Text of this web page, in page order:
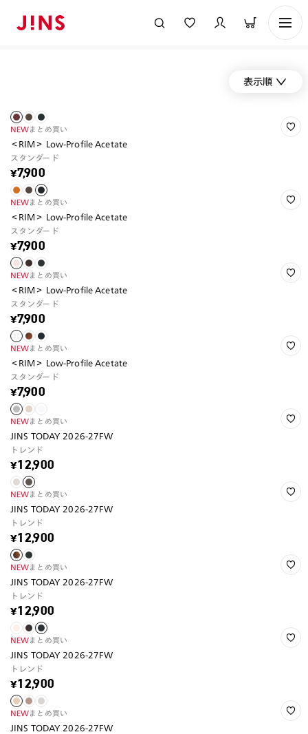
表示順
NEWまとめ買い
＜RIM＞ Low-Profile Acetate
スタンダード
¥7,900
NEWまとめ買い
＜RIM＞ Low-Profile Acetate
スタンダード
¥7,900
NEWまとめ買い
＜RIM＞ Low-Profile Acetate
スタンダード
¥7,900
NEWまとめ買い
＜RIM＞ Low-Profile Acetate
スタンダード
¥7,900
NEWまとめ買い
JINS TODAY 2026-27FW
トレンド
¥12,900
NEWまとめ買い
JINS TODAY 2026-27FW
トレンド
¥12,900
NEWまとめ買い
JINS TODAY 2026-27FW
トレンド
¥12,900
NEWまとめ買い
JINS TODAY 2026-27FW
トレンド
¥12,900
NEWまとめ買い
JINS TODAY 2026-27FW